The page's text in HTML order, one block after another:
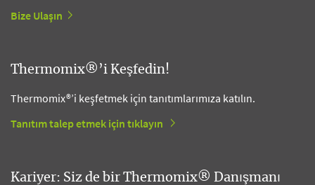
Bize Ulaşın
Thermomix®’i Keşfedin!
Thermomix®’i keşfetmek için tanıtımlarımıza katılın.
Tanıtım talep etmek için tıklayın
Kariyer: Siz de bir Thermomix® Danışmanı